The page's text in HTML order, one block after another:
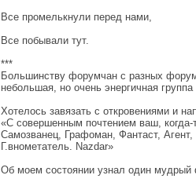
Все промелькнули перед нами,
Все побывали тут.
***
Большинству форумчан с разных
небольшая, но очень энергичная
Хотелось завязать с откровениями и
«С совершенным почтением ваш,
Самозванец, Графоман, Фантаст,
Г.внометатель. Nazdar»
Об моем состоянии узнал один